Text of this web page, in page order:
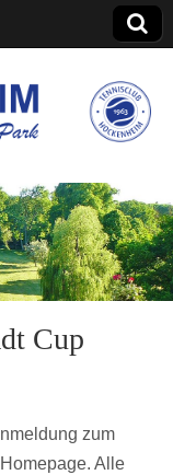
Cup
zum
Alle